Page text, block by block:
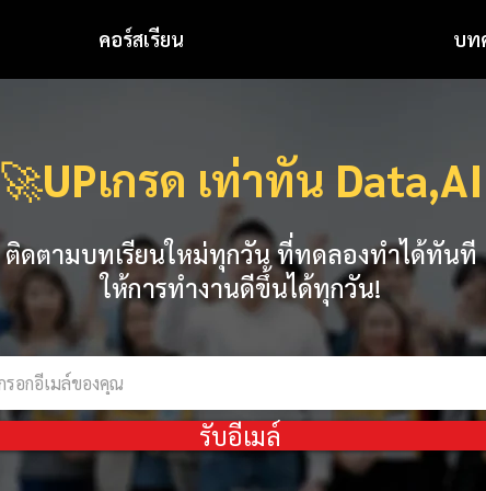
คอร์สเรียน บท
🚀UPเกรด เท่าทัน Data,AI
ติดตามบทเรียนใหม่ทุกวัน ที่ทดลองทำได้ทันที
ให้การทำงานดีขึ้นได้ทุกวัน!
รับอีเมล์